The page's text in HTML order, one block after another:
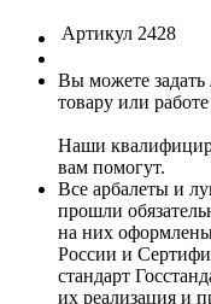
Артикул 2428
Вы можете
товару или
Наши
вам помогут.
Все арбалеты и
прошли
на них
России и
стандарт
их реализация и